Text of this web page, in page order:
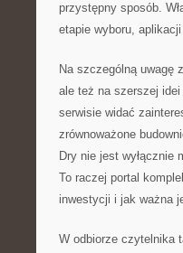
przystępny sposób.
etapie wyboru,
Na szczególną uwagę
ale też na szerszej
serwisie widać
zrównoważone
Dry nie jest wyłącznie
To raczej portal
inwestycji i jak ważna
W odbiorze czytelnika